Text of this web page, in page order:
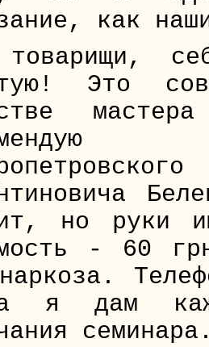
как
Это
но руки
- 60
я дам